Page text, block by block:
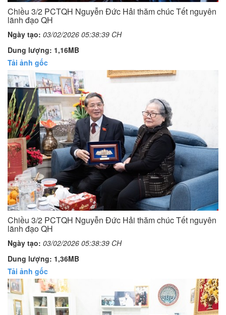
Chiều 3/2 PCTQH Nguyễn Đức Hải thăm chúc Tết nguyên
lãnh đạo QH
Ngày tạo: 03/02/2026 05:38:39 CH
Dung lượng: 1,16MB
Tải ảnh gốc
Chiều 3/2 PCTQH Nguyễn Đức Hải thăm chúc Tết nguyên
lãnh đạo QH
Ngày tạo: 03/02/2026 05:38:39 CH
Dung lượng: 1,36MB
Tải ảnh gốc